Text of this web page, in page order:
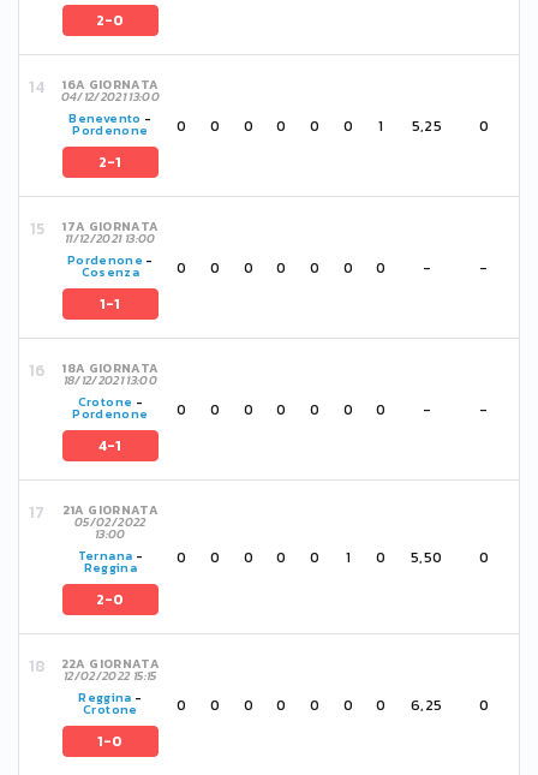
2-0
16A GIORNATA
04/12/2021 13:00
Benevento -
Pordenone
2-1
0 0 0 0 0 0 1 5,25 0
17A GIORNATA
11/12/2021 13:00
Pordenone -
Cosenza
1-1
0 0 0 0 0 0 0 - -
18A GIORNATA
18/12/2021 13:00
Crotone -
Pordenone
4-1
0 0 0 0 0 0 0 - -
21A GIORNATA
05/02/2022
13:00
Ternana -
Reggina
2-0
0 0 0 0 0 1 0 5,50 0
22A GIORNATA
12/02/2022 15:15
Reggina -
Crotone
1-0
0 0 0 0 0 0 0 6,25 0